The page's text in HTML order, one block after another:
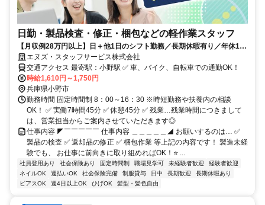
日勤・製品検査・修正・梱包などの軽作業スタッフ
【月収例28万円以上】日＋他1日のシフト勤務／長期休暇有り／年休120
日／ネイル・ピアス・髪色OK／1食290円と格安な食事有り◎
エヌズ・スタッフサービス株式会社
交通アクセス 最寄駅：小野駅 ✅ 車、バイク、自転車での通勤OK！
時給1,610円～1,750円
兵庫県小野市
勤務時間 固定時間制 8：00～16：30 ※時短勤務や扶養内の相談
OK！ ✅ 実働7時間45分 ✅ 休憩45分 ✅ 残業…残業時間につきまして
は、営業担当からご案内させていただきます◎
仕事内容 ◤￣￣￣￣￣ 仕事内容 ＿＿＿＿＿◢ お願いするのは… ✅
製品の検査 ✅ 返却品の修正 ✅ 梱包作業 等上記の内容です！ 製造未経
験でも、 お仕事に前向きに取り組めればOK！⭐ ...
社員登用あり 社会保険あり 固定時間制 職場見学可 未経験者歓迎
経験者歓迎
ネイルOK
週払いOK 社会保険完備 制服貸与 日中 長期歓迎
長期休暇あり
ピアスOK
週4日以上OK ひげOK 髪型・髪色自由